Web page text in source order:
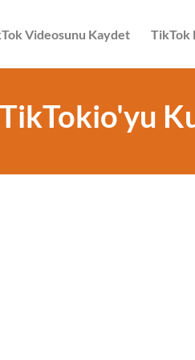
Videosunu Kaydet TikTok
TikTokio'yu